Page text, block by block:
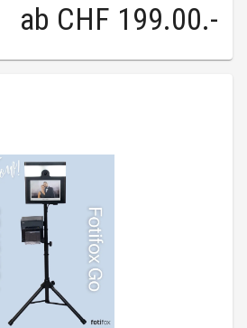
ab CHF 199.00.-